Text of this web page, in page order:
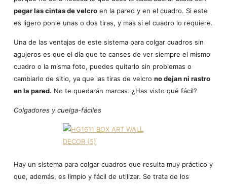
pegar las cintas de velcroen la pared y en el cuadro. Si este
es ligero ponle unas o dos tiras, y más si el cuadro lo requiere.
Una de las ventajas de este sistema para colgar cuadros sin
agujeros es que el día que te canses de ver siempre el mismo
cuadro o la misma foto, puedes quitarlo sin problemas o
cambiarlo de sitio, ya que las tiras de velcro no dejan ni rastro
en la pared. No te quedarán marcas. ¿Has visto qué fácil?
Colgadores y cuelga-fáciles
Hay un sistema para colgar cuadros que resulta muy práctico y
que, además, es limpio y fácil de utilizar. Se trata de los